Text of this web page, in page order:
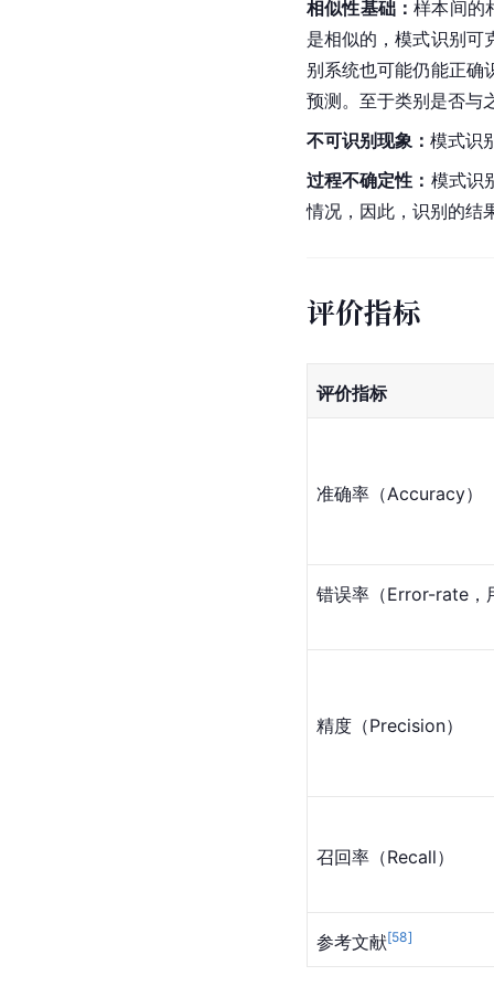
相似性基础：样本间的
是相似的，模式识别可
别系统也可能仍能正确
预测。至于类别是否与
不可识别现象： 模式识
过程不确定性： 模式识
情况，因此，识别的结
评价指标
评价指标
准确率（Accuracy）
错误率（Error-rate，
精度（Precision）
召回率（Recall）
参考文献[58]